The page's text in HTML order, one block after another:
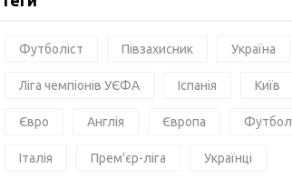
Футболіст Півзахисник Україна
Ліга чемпіонів УЄФА Іспанія Київ
Євро Англія Європа Футбол
Італія Прем'єр-ліга Українці